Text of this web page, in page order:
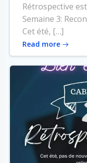
Rétrospective
Semaine 3:
Cet été, […]
Read more